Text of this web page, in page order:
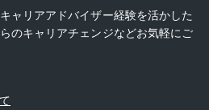
ャリアアドバイザー経験を活かした
のキャリアチェンジなどお気軽にご